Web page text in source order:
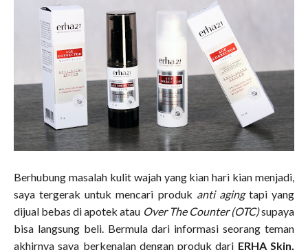
Berhubung masalah kulit wajah yang kian hari kian menjadi,
saya tergerak untuk mencari produk anti agingtapi yang
dijual bebas di apotek atau Over The Counter (OTC)supaya
bisa langsung beli. Bermula dari informasi seorang teman
akhirnya saya berkenalan dengan produk dari ERHA Skin,